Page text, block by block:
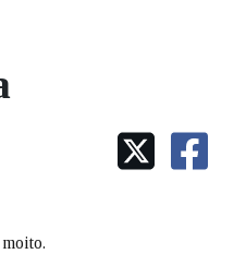
DEL ADALID
HOMENAXEADAS
DLG
DAS LETRAS
DAS PALABRAS